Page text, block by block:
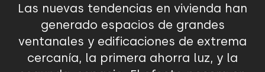
Las nuevas tendencias en vivienda han
generado espacios de grandes
ventanales y edificaciones de extrema
cercanía, la primera ahorra luz, y la